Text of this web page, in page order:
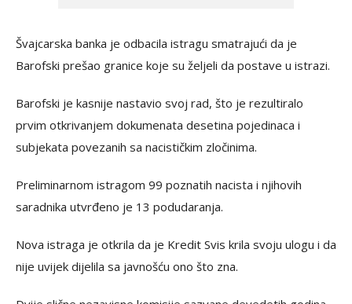
Švajcarska banka je odbacila istragu smatrajući da je
Barofski prešao granice koje su željeli da postave u istrazi.
Barofski je kasnije nastavio svoj rad, što je rezultiralo
prvim otkrivanjem dokumenata desetina pojedinaca i
subjekata povezanih sa nacističkim zločinima.
Preliminarnom istragom 99 poznatih nacista i njihovih
saradnika utvrđeno je 13 podudaranja.
Nova istraga je otkrila da je Kredit Svis krila svoju ulogu i da
nije uvijek dijelila sa javnošću ono što zna.